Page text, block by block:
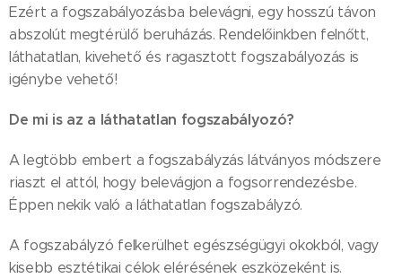
Ezért a fogszabályozásba belevágni, egy hosszú távon
abszolút megtérülő beruházás. Rendelőinkben felnőtt,
láthatatlan, kivehető és ragasztott fogszabályozás is
igénybe vehető!
De mi is az a láthatatlan fogszabályozó?
A legtöbb embert a fogszabályzás látványos módszere
riaszt el attól, hogy belevágjon a fogsorrendezésbe.
Éppen nekik való a láthatatlan fogszabályzó.
A fogszabályzó felkerülhet egészségügyi okokból, vagy
kisebb esztétikai célok elérésének eszközeként is.